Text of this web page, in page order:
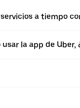
a tiempo
la app de